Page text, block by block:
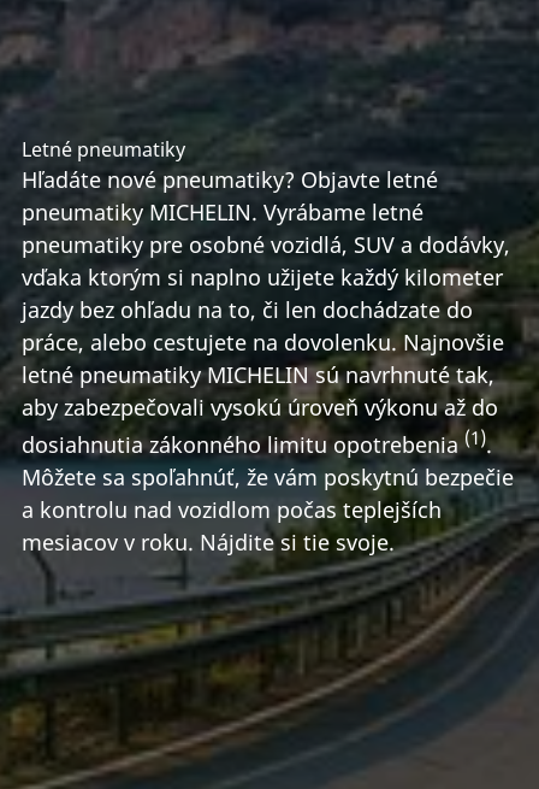
Letné pneumatiky
Hľadáte nové pneumatiky? Objavte letné
pneumatiky MICHELIN. Vyrábame letné
pneumatiky pre osobné vozidlá, SUV a dodávky,
vďaka ktorým si naplno užijete každý kilometer
jazdy bez ohľadu na to, či len dochádzate do
práce, alebo cestujete na dovolenku. Najnovšie
letné pneumatiky MICHELIN sú navrhnuté tak,
aby zabezpečovali vysokú úroveň výkonu až do
dosiahnutia zákonného limitu opotrebenia (1).
Môžete sa spoľahnúť, že vám poskytnú bezpečie
a kontrolu nad vozidlom počas teplejších
mesiacov v roku. Nájdite si tie svoje.